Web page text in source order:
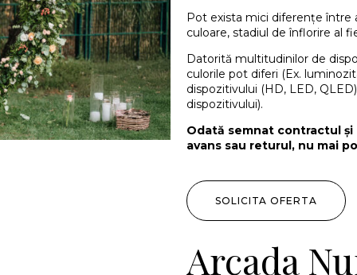
Pot exista mici diferențe între
culoare, stadiul de înflorire al
Datorită multitudinilor de
culorile pot diferi (Ex.
dispozitivului (HD, LED,
dispozitivului).
Odată semnat contractul
avans sau returul, nu mai
SOLICITA OFERTA
Arcada